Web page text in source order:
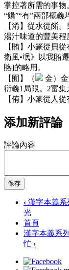
掌控著所需的事物
“餚”“有”兩部概義
【淆】從水從餚
湯汁味道的豐美程
【賄】小篆從貝
衛風•氓》以我賄
賂]的略用。
【囿】（
金）
衍義1局限。2富集
【侑】小篆從人
添加新評論
評論內容
保存
‹ 漢字本義系
光
首頁
漢字本義系
忙 ›